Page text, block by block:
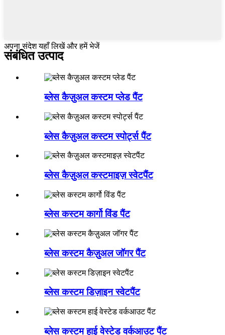
अपना संदेश यहाँ लिखें और हमें भेजें
संबंधित उत्पाद
ब्लेस कैज़ुअल कस्टम प्लेड पैंट
ब्लेस कैज़ुअल कस्टम स्पोर्ट्स पैंट
ब्लेस कैज़ुअल कस्टमाइज़ स्वेटपैंट
ब्लेस कस्टम कार्गो विंड पैंट
ब्लेस कस्टम कैज़ुअल जॉगर पैंट
ब्लेस कस्टम डिज़ाइन स्वेटपैंट
ब्लेस कस्टम हाई वेस्टेड वर्कआउट पैंट